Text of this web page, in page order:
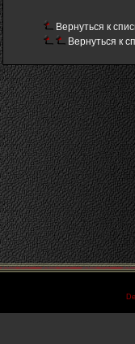
Вернуться к
Вернуться к